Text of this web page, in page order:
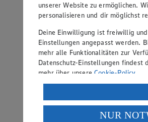
unserer Website zu ermöglichen.
personalisieren und dir möglichst
Deine Einwilligung ist freiwillig
Einstellungen angepasst werden.
mehr alle Funktionalitäten zur
Datenschutz-Einstellungen findest
mehr über unsereCookie-Policy.
Verarbeitung deiner
Wenn du auf „Aktivieren“ klickst,
ein, dass deine Daten in den USA
NUR